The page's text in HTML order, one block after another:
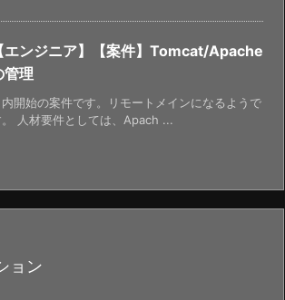
【エンジニア】【案件】Tomcat/Apache
管理
内開始の案件です。リモートメインになるようで
人材要件としては、Apach ...
ョン